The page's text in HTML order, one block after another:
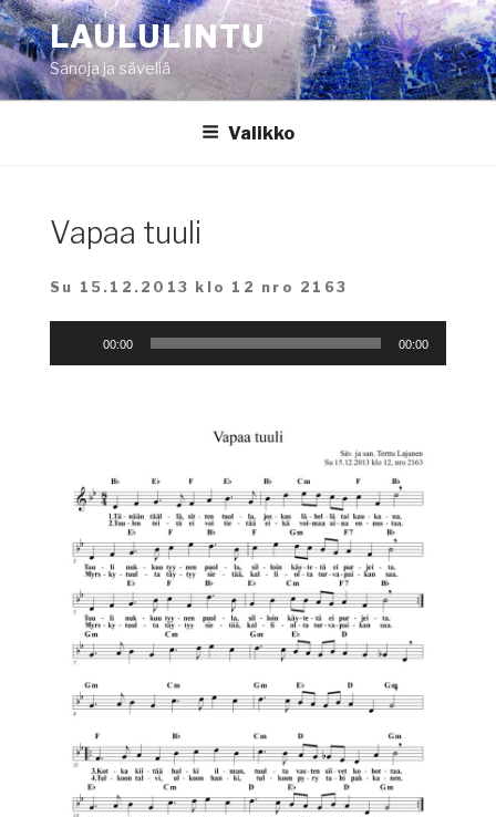
Siirry
sisältöönLAULULINTU
Sanoja ja säveliä
Valikko
Vapaa tuuli
Su 15.12.2013 klo 12 nro 2163
Äänitoistin
00:00 00:00